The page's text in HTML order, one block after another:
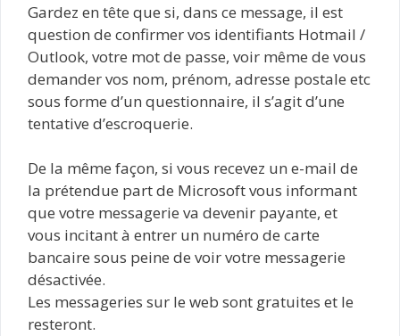
Gardez en tête que si, dans ce message, il est
question de confirmer vos identifiants Hotmail /
Outlook, votre mot de passe, voir même de vous
demander vos nom, prénom, adresse postale etc
sous forme d’un questionnaire, il s’agit d’une
tentative d’escroquerie.
De la même façon, si vous recevez un e-mail de
la prétendue part de Microsoft vous informant
que votre messagerie va devenir payante, et
vous incitant à entrer un numéro de carte
bancaire sous peine de voir votre messagerie
désactivée.
Les messageries sur le web sont gratuites et le
resteront.